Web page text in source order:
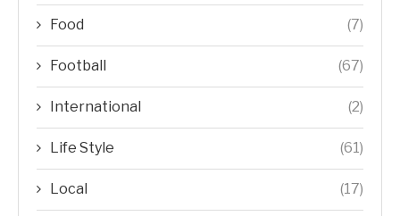
Food (7)
Football (67)
International (2)
Life Style (61)
Local (17)